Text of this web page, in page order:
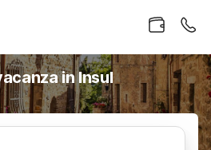
in Insul